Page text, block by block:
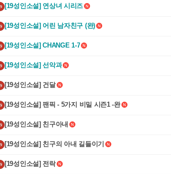
[19성인소설] 연상녀 시리즈
[19성인소설] 어린 남자친구 (완)
[19성인소설] CHANGE 1-7
[19성인소설] 선악과
[19성인소설] 건달
[19성인소설] 팬픽 - 5가지 비밀 시즌1 -완
[19성인소설] 친구아내
[19성인소설] 친구의 아내 길들이기
[19성인소설] 전락